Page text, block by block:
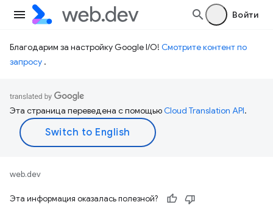
Войти
Благодарим за настройку Google I/O! Смотрите контент по
запросу .
Эта страница переведена с помощьюCloud Translation API.
web.dev
Эта информация оказалась полезной?